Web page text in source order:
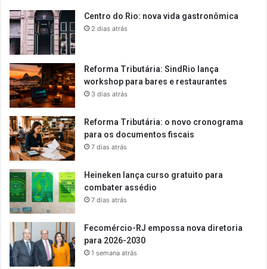
Centro do Rio: nova vida gastronômica
2 dias atrás
Reforma Tributária: SindRio lança
workshop para bares e restaurantes
3 dias atrás
Reforma Tributária: o novo cronograma
para os documentos fiscais
7 dias atrás
Heineken lança curso gratuito para
combater assédio
7 dias atrás
Fecomércio-RJ empossa nova diretoria
para 2026-2030
1 semana atrás